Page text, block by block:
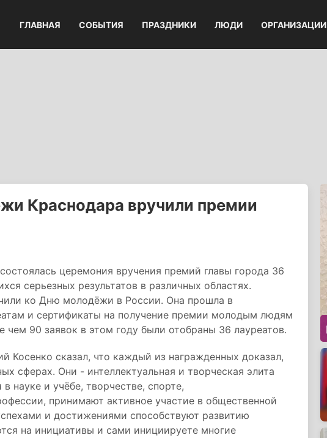
ГЛАВНАЯ СОБЫТИЯ ПРАЗДНИКИ ЛЮДИ ОРГАНИЗАЦИИ
Краснодара вручили премии
церемония вручения премий главы города 36
серьезных результатов в различных областях.
ко Дню молодёжи в России. Она прошла в
и сертификаты на получение премии молодым людям
чем 90 заявок в этом году были отобраны 36 лауреатов.
Косенко сказал, что каждый из награжденных доказал,
сферах. Они - интеллектуальная и творческая элита
науке и учёбе, творчестве, спорте,
принимают активное участие в общественной
и достижениями способствуют развитию
на инициативы и сами инициируете многие